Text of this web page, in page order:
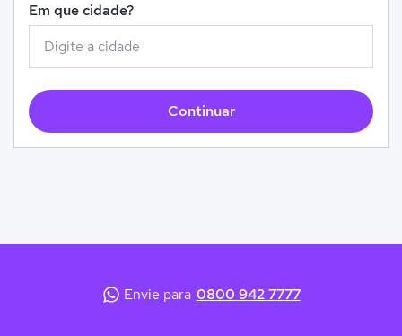
Em que cidade?
Continuar
Envie para 0800 942 7777